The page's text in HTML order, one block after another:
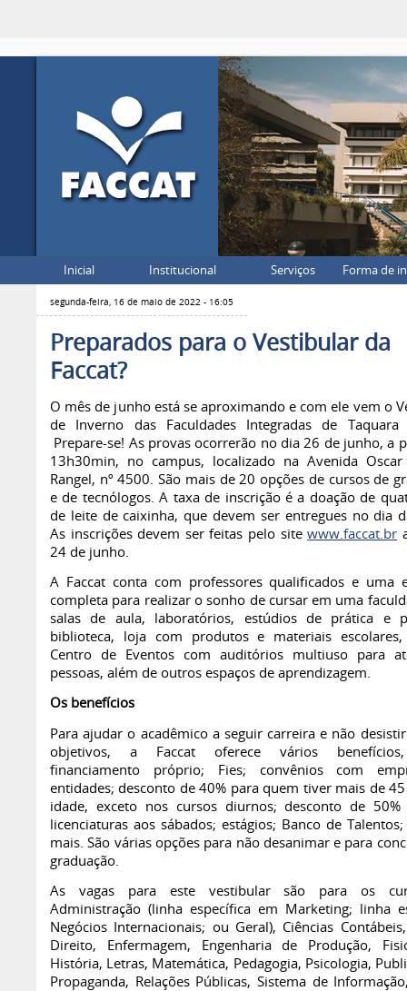
Inicial Institucional Serviços Forma de
segunda-feira, 16 de maio de 2022 - 16:05
Preparados para o Vestibular da
Faccat?
O mês de junho está se aproximando e com ele vem o
de Inverno das Faculdades Integradas de Taquara
Prepare-se! As provas ocorrerão no dia 26 de junho, a
13h30min, no campus, localizado na Avenida
Rangel, nº 4500. São mais de 20 opções de cursos de
e de tecnólogos. A taxa de inscrição é a doação de
de leite de caixinha, que devem ser entregues no dia
As inscrições devem ser feitas pelo sitewww.faccat.br
24 de junho.
A Faccat conta com professores qualificados e uma
completa para realizar o sonho de cursar em uma
salas de aula, laboratórios, estúdios de prática e
biblioteca, loja com produtos e materiais
Centro de Eventos com auditórios multiuso para
pessoas, além de outros espaços de aprendizagem.
Os benefícios
Para ajudar o acadêmico a seguir carreira e não
objetivos, a Faccat oferece vários
financiamento próprio; Fies; convênios com
entidades; desconto de 40% para quem tiver mais de
idade, exceto nos cursos diurnos; desconto de 50%
licenciaturas aos sábados; estágios; Banco de
mais. São várias opções para não desanimar e para
graduação.
As vagas para este vestibular são para os
Administração (linha específica em Marketing; linha
Negócios Internacionais; ou Geral), Ciências
Direito, Enfermagem, Engenharia de Produção,
História, Letras, Matemática, Pedagogia, Psicologia,
Propaganda, Relações Públicas, Sistema de